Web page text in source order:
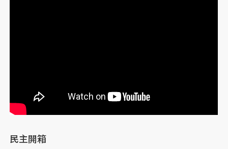
民主開箱